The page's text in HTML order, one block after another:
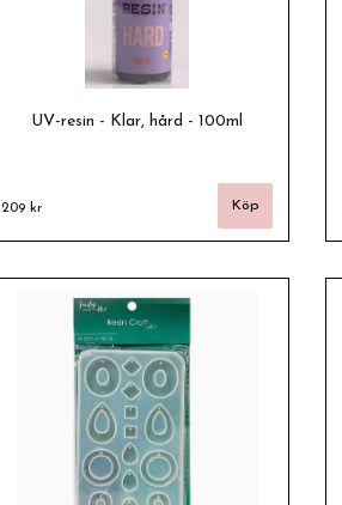
UV-resin - Klar, hård - 100ml
209 kr